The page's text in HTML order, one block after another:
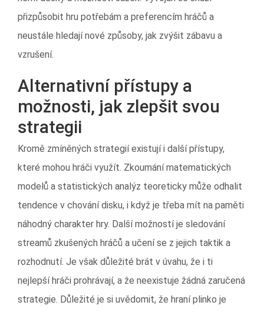
přizpůsobit hru potřebám a preferencím hráčů a
neustále hledají nové způsoby, jak zvýšit zábavu a
vzrušení.
Alternativní přístupy a
možnosti, jak zlepšit svou
strategii
Kromě zmíněných strategií existují i další přístupy,
které mohou hráči využít. Zkoumání matematických
modelů a statistických analýz teoreticky může odhalit
tendence v chování disku, i když je třeba mít na paměti
náhodný charakter hry. Další možností je sledování
streamů zkušených hráčů a učení se z jejich taktik a
rozhodnutí. Je však důležité brát v úvahu, že i ti
nejlepší hráči prohrávají, a že neexistuje žádná zaručená
strategie. Důležité je si uvědomit, že hraní plinko je